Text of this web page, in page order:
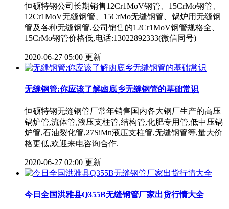
恒硕特钢公司长期销售12Cr1MoV钢管、15CrMo钢管、
12Cr1MoV无缝钢管、15CrMo无缝钢管、锅炉用无缝钢
管及各种无缝钢管,公司销售的12Cr1MoV钢管规格全、
15CrMo钢管价格低,电话:13022892333(微信同号)
2020-06-27 05:00 更新
无缝钢管:你应该了解凼底乡无缝钢管的基础常识
恒硕特钢无缝钢管厂常年销售国内各大钢厂生产的高压
锅炉管,流体管,液压支柱管,结构管,化肥专用管,低中压锅
炉管,石油裂化管,27SiMn液压支柱管,无缝钢管等,量大价
格更低,欢迎来电咨询合作.
2020-06-27 02:00 更新
今日全国洪雅县Q355B无缝钢管厂家出货行情大全